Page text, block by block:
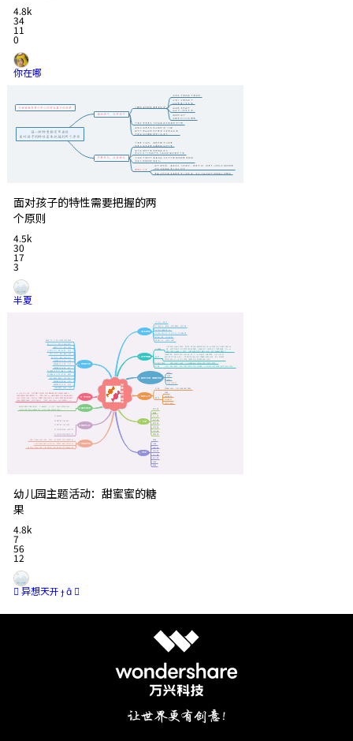
4.8k
34
11
0
你在哪
面对孩子的特性需要把握的两
个原则
4.5k
30
17
3
半夏
幼儿园主题活动：甜蜜蜜的糖
果
4.8k
7
56
12
 异想天开   